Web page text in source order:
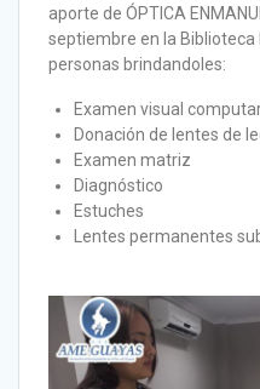
aporte de ÓPTICA
septiembre en la Biblioteca
personas brindandoles:
Examen visual
Donación de lentes de
Examen matriz
Diagnóstico
Estuches
Lentes permanentes